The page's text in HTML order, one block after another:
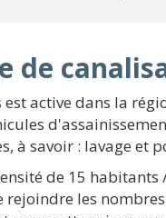
de
active dans la
à savoir : lavage et
de 15
les